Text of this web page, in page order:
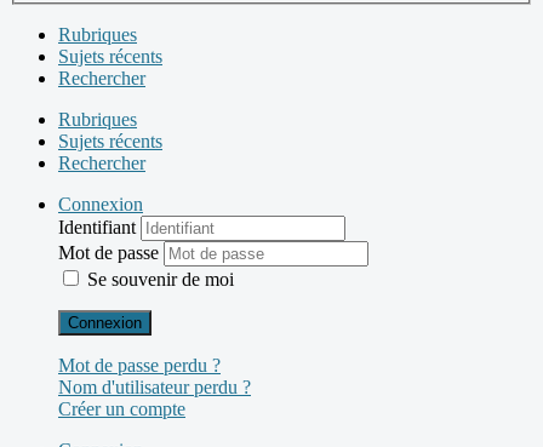
Rubriques
Sujets récents
Rechercher
Rubriques
Sujets récents
Rechercher
Connexion
Identifiant
Mot de passe
Se souvenir de moi
Connexion
Mot de passe perdu ?
Nom d'utilisateur perdu ?
Créer un compte